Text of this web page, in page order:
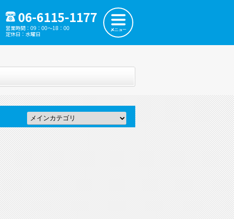
06-6115-1177
営業時間：09：00～18：00
定休日：水曜日